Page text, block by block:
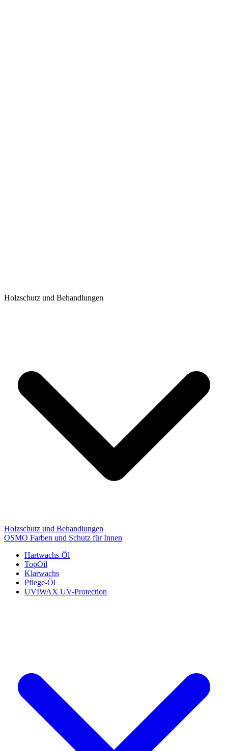
Holzschutz und Behandlungen
Holzschutz und Behandlungen
OSMO Farben und Schutz für Innen
Hartwachs-Öl
TopOil
Klarwachs
Pflege-Öl
UVIWAX UV-Protection